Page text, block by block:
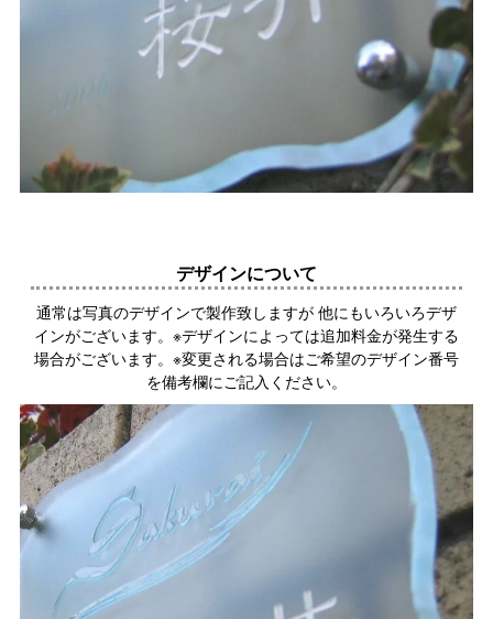
デザインについて
通常は写真のデザインで製作致しますが 他にもいろいろデザ
インがございます。※デザインによっては追加料金が発生する
場合がございます。※変更される場合はご希望のデザイン番号
を備考欄にご記入ください。